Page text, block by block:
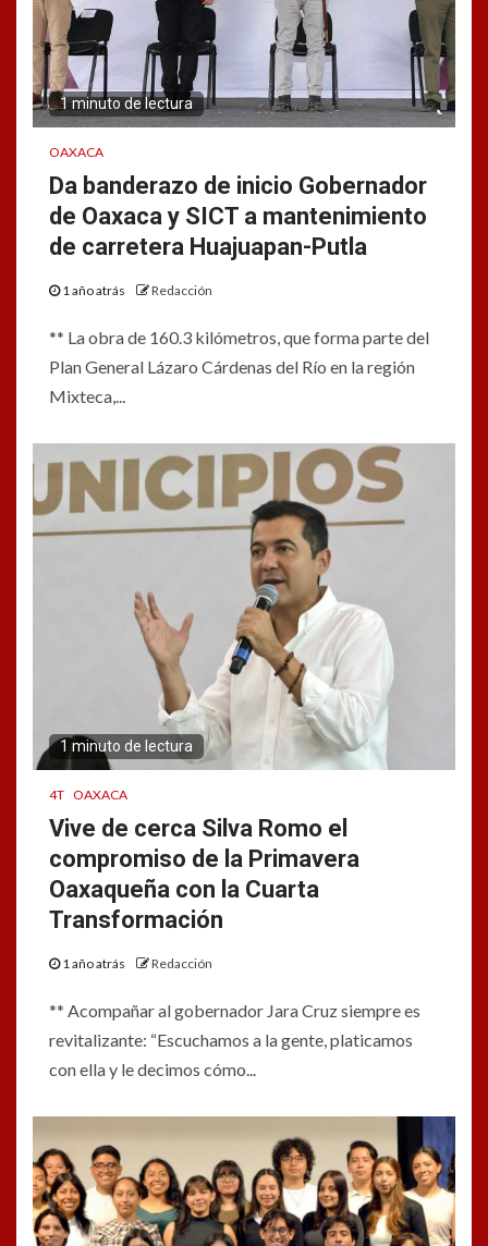
1 minuto de lectura
OAXACA
Da banderazo de inicio Gobernador
de Oaxaca y SICT a mantenimiento
de carretera Huajuapan-Putla
1 año atrás Redacción
** La obra de 160.3 kilómetros, que forma parte del
Plan General Lázaro Cárdenas del Río en la región
Mixteca,...
1 minuto de lectura
4T OAXACA
Vive de cerca Silva Romo el
compromiso de la Primavera
Oaxaqueña con la Cuarta
Transformación
1 año atrás Redacción
** Acompañar al gobernador Jara Cruz siempre es
revitalizante: “Escuchamos a la gente, platicamos
con ella y le decimos cómo...